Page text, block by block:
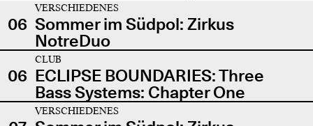
06
VERSCHIEDENES
Sommer im Südpol: Zirkus
NotreDuo
06
CLUB
ECLIPSE BOUNDARIES: Three
Bass Systems: Chapter One
VERSCHIEDENES